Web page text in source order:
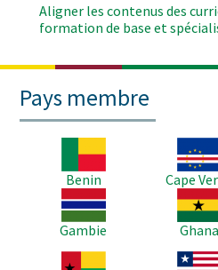
Aligner les contenus des
formation de base et
Pays membre
Benin
Image
Cape
Image
Gambie
Image
Ghana
Image
Image